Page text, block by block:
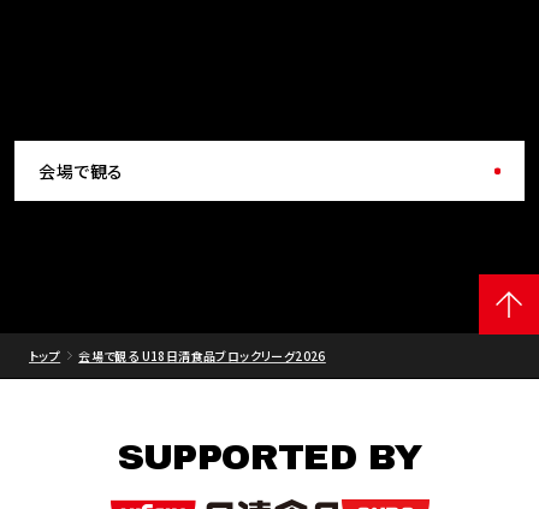
会場で観る
トップ 会場で観る U18日清食品ブロックリーグ2026
SUPPORTED BY